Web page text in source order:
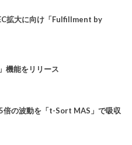
拡大に向け「Fulfillment by
機能をリリース
倍の波動を「t-Sort MAS」で吸収